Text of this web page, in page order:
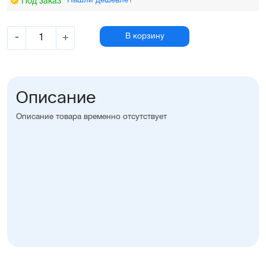
- + В корзину
Описание
Описание товара временно отсутствует